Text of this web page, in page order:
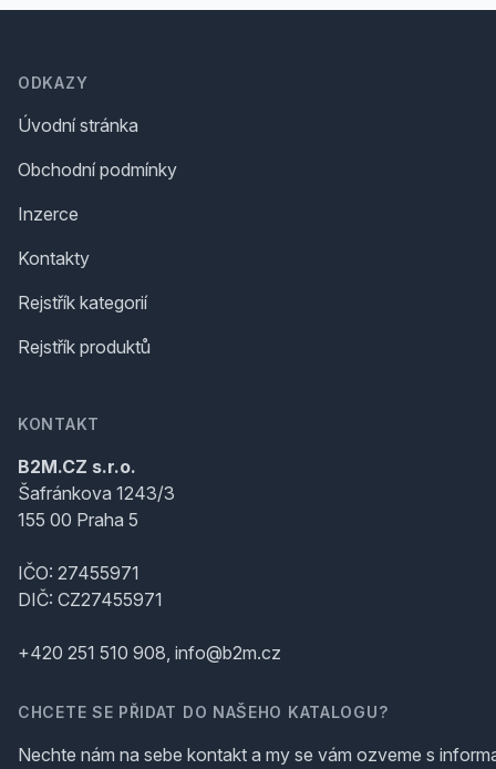
ODKAZY
Úvodní stránka
Obchodní podmínky
Inzerce
Kontakty
Rejstřík kategorií
Rejstřík produktů
KONTAKT
B2M.CZ s.r.o.
Šafránkova 1243/3
155 00 Praha 5
IČO: 27455971
DIČ: CZ27455971
+420 251 510 908, info@b2m.cz
CHCETE SE PŘIDAT DO NAŠEHO KATALOGU?
Nechte nám na sebe kontakt a my se vám ozveme s